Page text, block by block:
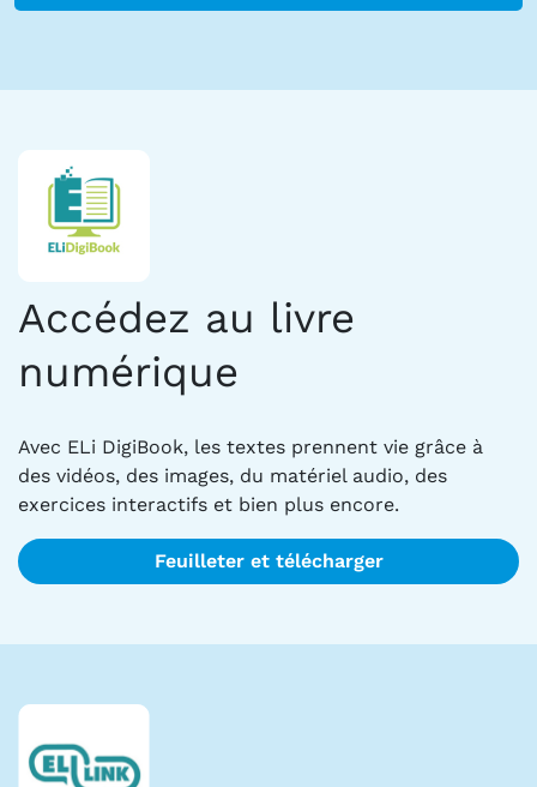
Accédez au livre
numérique
Avec ELi DigiBook, les textes prennent vie grâce à
des vidéos, des images, du matériel audio, des
exercices interactifs et bien plus encore.
Feuilleter et télécharger